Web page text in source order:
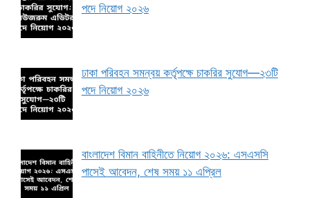
পদে নিয়োগ ২০২৬
ঢাকা পরিবহন সমন্বয় কর্তৃপক্ষে চাকরির সুযোগ—২৩টি
পদে নিয়োগ ২০২৬
বাংলাদেশ বিমান বাহিনীতে নিয়োগ ২০২৬: এসএসসি
পাসেই আবেদন, শেষ সময় ১১ এপ্রিল